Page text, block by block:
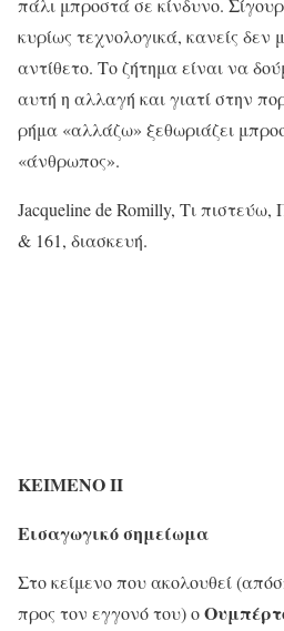
πάλι μπροστά σε κίνδυνο.
κυρίως τεχνολογικά, κανείς δεν
αντίθετο. Το ζήτημα είναι να
αυτή η αλλαγή και γιατί στην
ρήμα «αλλάζω» ξεθωριάζει
«άνθρωπος».
Jacqueline de Romilly, Τι
& 161, διασκευή.
ΚΕΙΜΕΝΟ ΙΙ
Εισαγωγικό σημείωμα
Στο κείμενο που ακολουθεί
προς τον εγγονό του) ο